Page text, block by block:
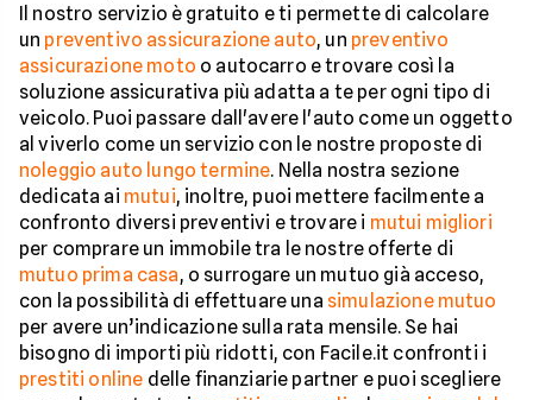
Il nostro servizio è gratuito e ti permette di calcolare
un preventivo assicurazione auto, un preventivo
assicurazione moto o autocarro e trovare così la
soluzione assicurativa più adatta a te per ogni tipo di
veicolo. Puoi passare dall'avere l'auto come un oggetto
al viverlo come un servizio con le nostre proposte di
noleggio auto lungo termine. Nella nostra sezione
dedicata ai mutui, inoltre, puoi mettere facilmente a
confronto diversi preventivi e trovare i mutui migliori
per comprare un immobile tra le nostre offerte di
mutuo prima casa, o surrogare un mutuo già acceso,
con la possibilità di effettuare una simulazione mutuo
per avere un’indicazione sulla rata mensile. Se hai
bisogno di importi più ridotti, con Facile.it confronti i
prestiti online delle finanziarie partner e puoi scegliere